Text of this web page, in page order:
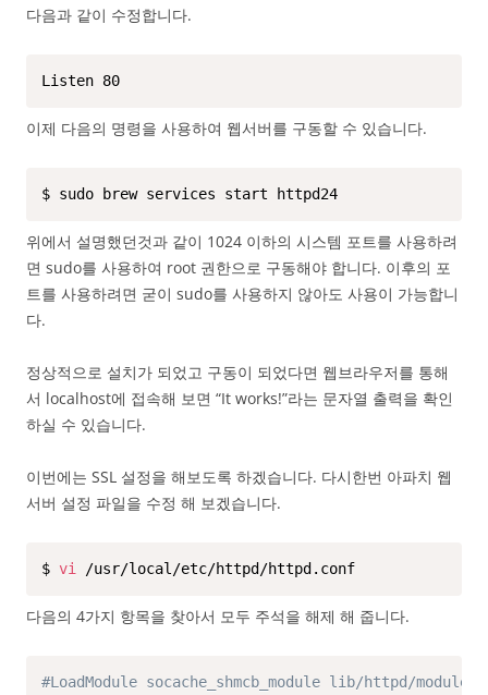
다음과 같이 수정합니다.
Listen 80
이제 다음의 명령을 사용하여 웹서버를 구동할 수 있습니다.
$ sudo brew services start httpd24
위에서 설명했던것과 같이 1024 이하의 시스템 포트를 사용하려
면 sudo를 사용하여 root 권한으로 구동해야 합니다. 이후의 포
트를 사용하려면 굳이 sudo를 사용하지 않아도 사용이 가능합니
다.
정상적으로 설치가 되었고 구동이 되었다면 웹브라우저를 통해
서 localhost에 접속해 보면 “It works!”라는 문자열 출력을 확인
하실 수 있습니다.
이번에는 SSL 설정을 해보도록 하겠습니다. 다시한번 아파치 웹
서버 설정 파일을 수정 해 보겠습니다.
$ vi /usr/local/etc/httpd/httpd.conf
다음의 4가지 항목을 찾아서 모두 주석을 해제 해 줍니다.
#LoadModule socache_shmcb_module lib/httpd/modules/